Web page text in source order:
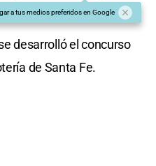
a tus medios preferidos en Google
desarrolló el concurso
de Santa Fe.